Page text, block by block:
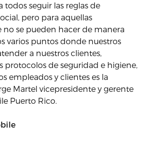
seguir las reglas de
pero para aquellas
no se pueden hacer de manera
varios puntos donde nuestros
a nuestros clientes,
protocolos de seguridad e higiene,
empleados y clientes es la
Martel vicepresidente y gerente
Puerto Rico.